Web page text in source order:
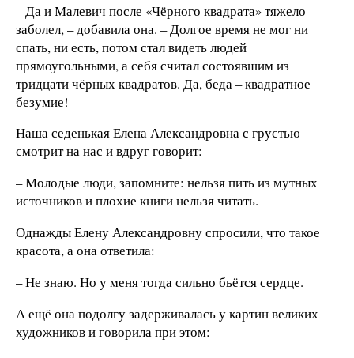
– Да и Малевич после «Чёрного квадрата» тяжело
заболел, – добавила она. – Долгое время не мог ни
спать, ни есть, потом стал видеть людей
прямоугольными, а себя считал состоявшим из
тридцати чёрных квадратов. Да, беда – квадратное
безумие!
Наша седенькая Елена Александровна с грустью
смотрит на нас и вдруг говорит:
– Молодые люди, запомните: нельзя пить из мутных
источников и плохие книги нельзя читать.
Однажды Елену Александровну спросили, что такое
красота, а она ответила:
– Не знаю. Но у меня тогда сильно бьётся сердце.
А ещё она подолгу задерживалась у картин великих
художников и говорила при этом: